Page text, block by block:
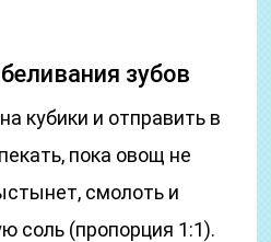
зубов
кубики и отправить в
пока овощ не
смолоть и
соль (пропорция 1:1).